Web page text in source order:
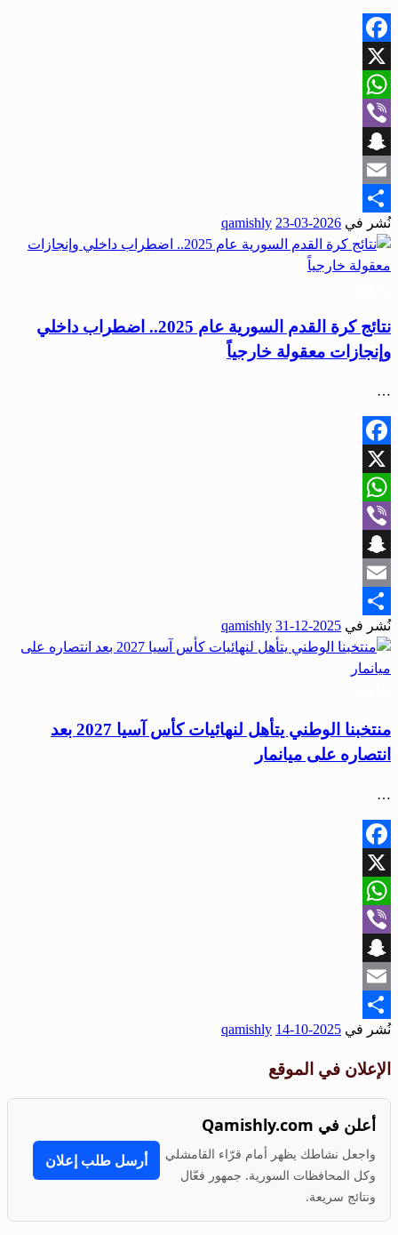
Facebook
X
WhatsApp
Viber
Snapchat
Email
Share
نُشر في 2026-03-23
qamishly
نتائج كرة القدم السورية عام 2025.. اضطراب داخلي
وإنجازات معقولة خارجياً
…
Facebook
X
WhatsApp
Viber
Snapchat
Email
Share
نُشر في 2025-12-31
qamishly
منتخبنا الوطني يتأهل لنهائيات كأس آسيا 2027 بعد
انتصاره على ميانمار
…
Facebook
X
WhatsApp
Viber
Snapchat
Email
Share
نُشر في 2025-10-14
qamishly
الإعلان في الموقع
أعلن في Qamishly.com
واجعل نشاطك يظهر أمام قرّاء القامشلي
وكل المحافظات السورية. جمهور فعّال
ونتائج سريعة.
أرسل طلب إعلان